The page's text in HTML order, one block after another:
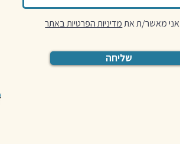
אני מאשר/ת את מדיניות הפרטיות באתר
שליחה